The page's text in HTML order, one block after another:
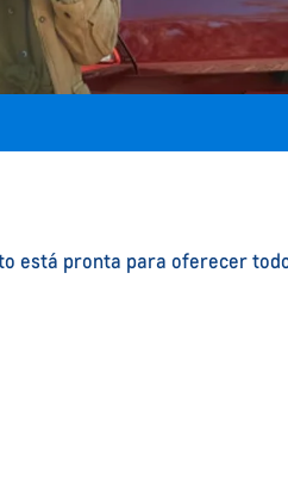
está pronta para oferecer